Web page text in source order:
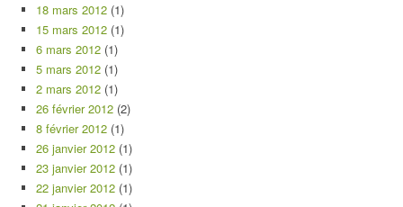
18 mars 2012 (1)
15 mars 2012 (1)
6 mars 2012 (1)
5 mars 2012 (1)
2 mars 2012 (1)
26 février 2012 (2)
8 février 2012 (1)
26 janvier 2012 (1)
23 janvier 2012 (1)
22 janvier 2012 (1)